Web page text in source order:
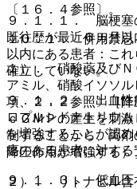
〔１６．４参照〕。
１０．１． 併用禁忌
１）． 硝酸薬及びＮ
アミル、硝酸イソソ
項、２．２参照〕［
ｃＧＭＰの産生を刺
制することから、両
降圧作用が増強する）
２）． リトナビル含
９．１．１． 脳梗塞
既往歴が最近６ヵ月
以内にある患者：こ
確立していない。
９．１．２． 出血性
ロプルシドナトリウ
を増強することが認
瘍のある患者に対する
９．１．３． 低血圧